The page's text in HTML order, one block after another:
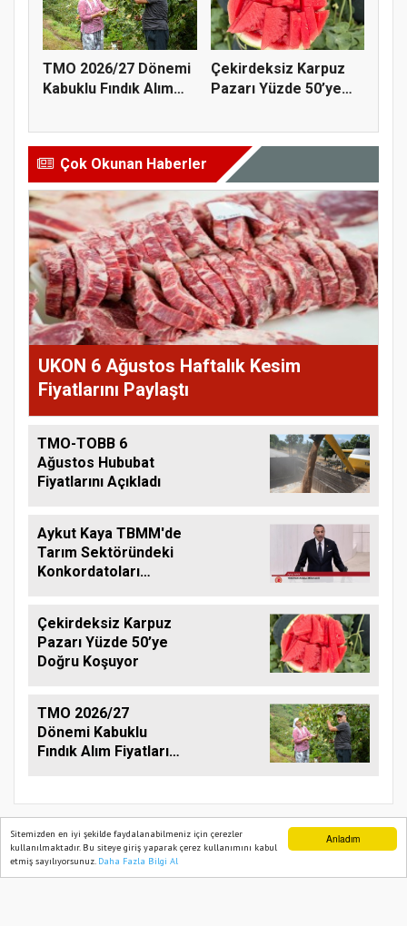
Anladım
Sitemizden en iyi şekilde faydalanabilmeniz için çerezler
kullanılmaktadır. Bu siteye giriş yaparak çerez kullanımını kabul
etmiş sayılıyorsunuz. Daha Fazla Bilgi Al
TMO 2026/27 Dönemi
Kabuklu Fındık Alım
Çekirdeksiz Karpuz
Pazarı Yüzde 50’ye
Çok Okunan Haberler
UKON 6 Ağustos Haftalık Kesim
Fiyatlarını Paylaştı
TMO-TOBB 6
Ağustos Hububat
Fiyatlarını Açıkladı
Aykut Kaya TBMM'de
Tarım Sektöründeki
Konkordatoları
Çekirdeksiz Karpuz
Pazarı Yüzde 50’ye
Doğru Koşuyor
TMO 2026/27
Dönemi Kabuklu
Fındık Alım Fiyatlarını
TARIM PUSULASI
Ana Sayfa Web TV